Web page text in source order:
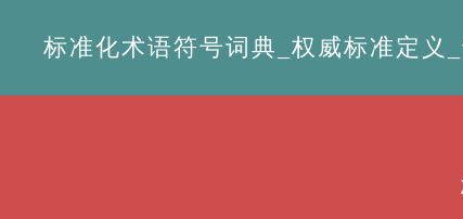
标准化术语符号词典_权威标准定义